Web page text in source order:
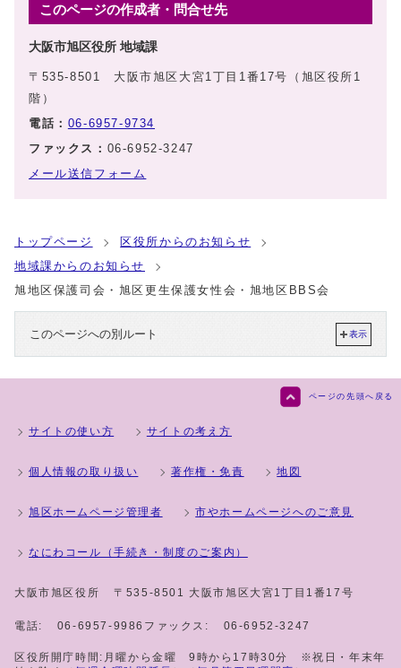
このページの作成者・問合せ先
大阪市旭区役所 地域課
〒535-8501 大阪市旭区大宮1丁目1番17号（旭区役所1
階）
電話： 06-6957-9734
ファックス： 06-6952-3247
メール送信フォーム
トップページ
区役所からのお知らせ
地域課からのお知らせ
旭地区保護司会・旭区更生保護女性会・旭地区BBS会
このページへの別ルート 表示
ページの先頭へ戻る
サイトの使い方 サイトの考え方
個人情報の取り扱い 著作権・免責 地図
旭区ホームページ管理者 市やホームページへのご意見
なにわコール（手続き・制度のご案内）
大阪市旭区役所 〒535-8501 大阪市旭区大宮1丁目1番17号
電話: 06-6957-9986 ファックス: 06-6952-3247
区役所開庁時間:月曜から金曜 9時から17時30分 ※祝日・年末年